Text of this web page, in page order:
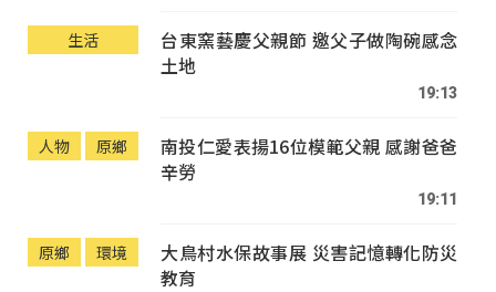
生活
台東窯藝慶父親節 邀父子做陶碗感念
土地
19:13
人物 原鄉
南投仁愛表揚16位模範父親 感謝爸爸
辛勞
19:11
原鄉 環境
大鳥村水保故事展 災害記憶轉化防災
教育